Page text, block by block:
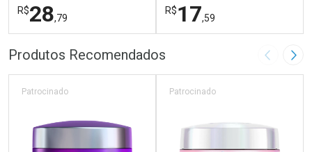
R$28,79
FECHAR
Laboratório
FECHAR
Por Menos
R$17,59
Laboratório
Por Menos
Produtos Recomendados Imagem
Patrocinado Patrocinado